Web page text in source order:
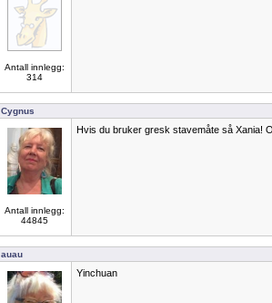
Antall innlegg:
314
Cygnus
Antall innlegg:
44845
Hvis du bruker gresk stavemåte så Xania!
auau
Yinchuan